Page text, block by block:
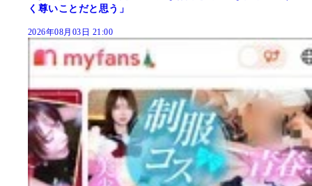
く尊いことだと思う」
2026年08月03日 21:00